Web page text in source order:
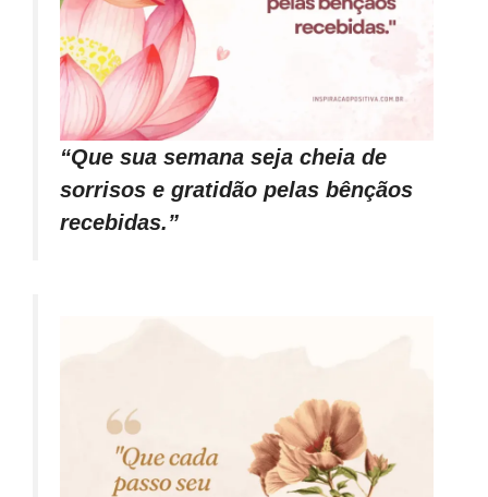
“Que sua semana seja cheia de
sorrisos e gratidão pelas bênçãos
recebidas.”